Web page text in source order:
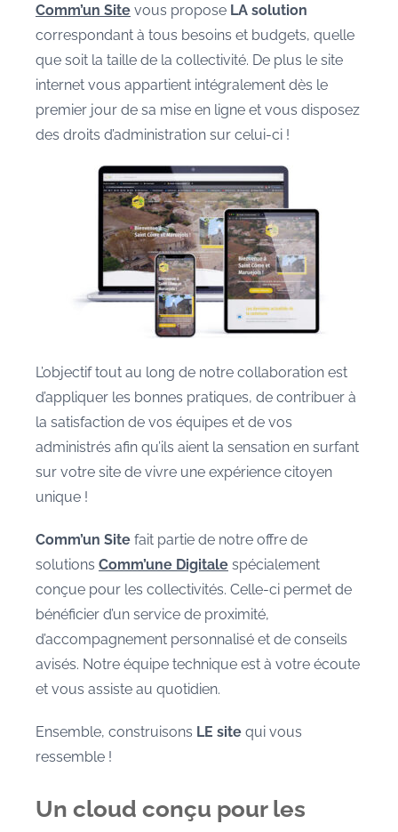
Comm’un Site vous propose LA solution
correspondant à tous besoins et budgets, quelle
que soit la taille de la collectivité. De plus le site
internet vous appartient intégralement dès le
premier jour de sa mise en ligne et vous disposez
des droits d’administration sur celui-ci !
L’objectif tout au long de notre collaboration est
d’appliquer les bonnes pratiques, de contribuer à
la satisfaction de vos équipes et de vos
administrés afin qu’ils aient la sensation en surfant
sur votre site de vivre une expérience citoyen
unique !
Comm’un Site fait partie de notre offre de
solutions Comm’une Digitale spécialement
conçue pour les collectivités. Celle-ci permet de
bénéficier d’un service de proximité,
d’accompagnement personnalisé et de conseils
avisés. Notre équipe technique est à votre écoute
et vous assiste au quotidien.
Ensemble, construisons LE site qui vous
ressemble !
Un cloud conçu pour les